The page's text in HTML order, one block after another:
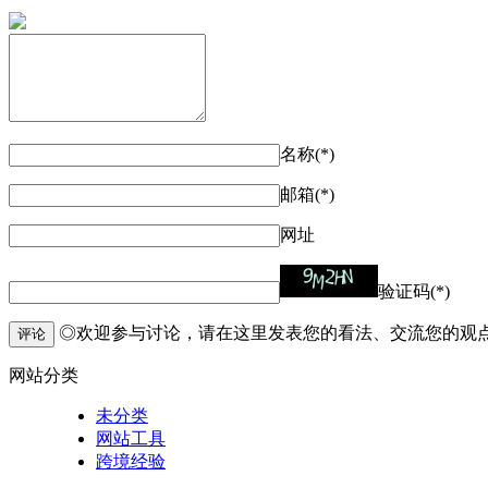
名称(*)
邮箱(*)
网址
验证码(*)
评论 ◎欢迎参与讨论，请在这里发表您的看法、交流您的观
网站分类
未分类
网站工具
跨境经验